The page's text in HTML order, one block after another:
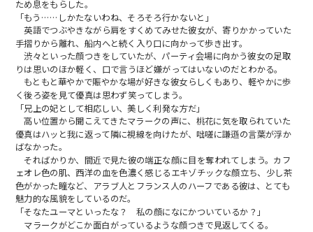
ため息をもらした。
「もう……しかたないわね、そろそろ行かないと」
英語でつぶやきながら肩をすくめてみせた彼女が、寄りかかっていた
手摺りから離れ、船内へと続く入り口に向かって歩き出す。
渋々といった顔つきをしていたが、パーティ会場に向かう彼女の足取
りは思いのほか軽く、口で言うほど嫌がってはいないのだとわかる。
もともと華やかで賑やかな場が好きな彼女らしくもあり、軽やかに歩
く後ろ姿を見て優真は思わず笑ってしまう。
「兄上の妃として相応しい、美しく利発な方だ」
高い位置から聞こえてきたマラークの声に、桃花に気を取られていた
優真はハッと我に返って隣に視線を向けたが、咄嗟に謙遜の言葉が浮か
ばなかった。
そればかりか、間近で見た彼の端正な顔に目を奪われてしまう。カフ
ェオレ色の肌、西洋の血を色濃く感じるエキゾチックな顔立ち、少し茶
色がかった瞳など、アラブ人とフランス人のハーフである彼は、とても
魅力的な風貌をしているのだ。
「そなたユーマといったな？ 私の顔になにかついているか？」
マラークがどこか面白がっているような顔つきで見返してくる。